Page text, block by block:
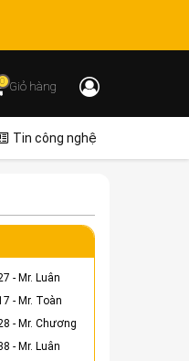
0Giỏ hàng
Tin công nghệ
- Mr. Luân
- Mr. Toàn
- Mr. Chương
- Mr. Luân